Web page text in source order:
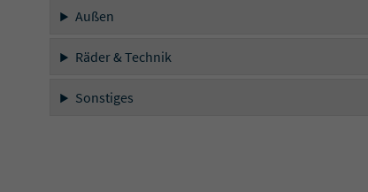
Außen
Räder & Technik
Sonstiges